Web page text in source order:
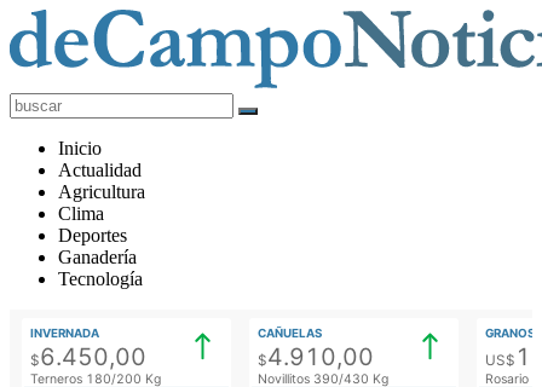
deCampoNoticias
Actualidad
Agropecuaria
Inicio
Actualidad
Agricultura
Clima
Deportes
Ganadería
Tecnología
INVERNADA
$6.450,00
Terneros 180/200 Kg
CAÑUELAS
$4.910,00
Novillitos 390/430 Kg
GRANOS
US$
Rosario